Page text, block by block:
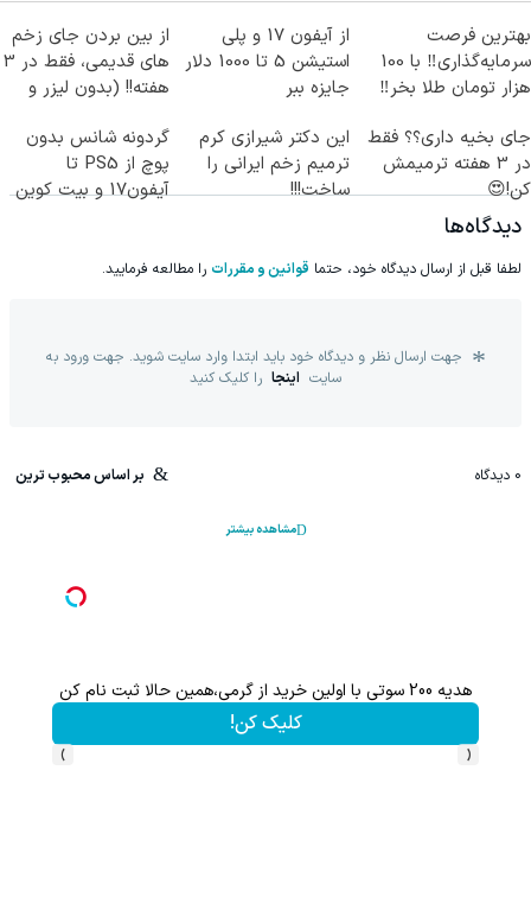
بهترین فرصت
سرمایه‌گذاری‼️ با 100
هزار تومان طلا بخر‼️
از آیفون 17 و پلی
استیشن 5 تا 1000 دلار
جایزه ببر
از بین بردن جای زخم
های قدیمی، فقط در 3
هفته!! (بدون لیزر و
جای بخیه داری؟؟ فقط
در 3 هفته ترمیمش
کن!😍
این دکتر شیرازی کرم
ترمیم زخم ایرانی را
ساخت!!!
گردونه شانس بدون
پوچ از PS5 تا
آیفون17 و بیت کوین
دیدگاه‌ها
لطفا قبل از ارسال دیدگاه خود، حتما قوانین و مقررات را مطالعه فرمایید.
جهت ارسال نظر و دیدگاه خود باید ابتدا وارد سایت شوید. جهت ورود به
سایت اینجا را کلیک کنید
0 دیدگاه بر اساس محبوب ترین
مشاهده بیشتر
هدیه 200 سوتی با اولین خرید از گرمی،همین حالا ثبت نام کن
کلیک کن!
‹
›